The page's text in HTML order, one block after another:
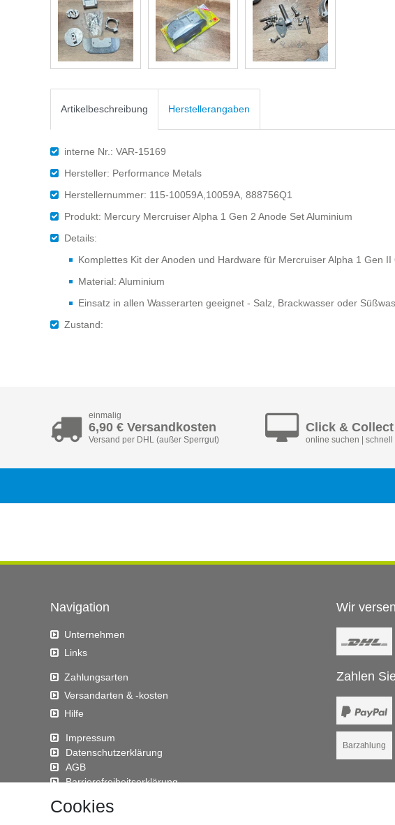
Artikelbeschreibung Herstellerangaben
interne Nr.: VAR-15169
Hersteller: Performance Metals
Herstellernummer: 115-10059A,10059A, 888756Q1
Produkt: Mercury Mercruiser Alpha 1 Gen 2 Anode Set Aluminium
Details:
Komplettes Kit der Anoden und Hardware für Mercruiser Alpha 1 Gen II
Material: Aluminium
Einsatz in allen Wasserarten geeignet - Salz, Brackwasser oder
Zustand:
einmalig
6,90 € Versandkosten
Versand per DHL (außer Sperrgut)
Click & Collect
online suchen | schnell
Navigation
Unternehmen
Links
Zahlungsarten
Versandarten & -kosten
Hilfe
Impressum
Daten­schutz­erklärung
AGB
Barrierefreiheitserklärung
Kontakt
Wir
Zahlen
Barzahlung
Cookies